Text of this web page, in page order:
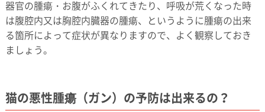
器官の腫瘍・お腹がふくれてきたり、呼吸が荒くなった時
は腹腔内又は胸腔内臓器の腫瘍、というように腫瘍の出来
る箇所によって症状が異なりますので、よく観察しておき
ましょう。
猫の悪性腫瘍（ガン）の予防は出来るの？